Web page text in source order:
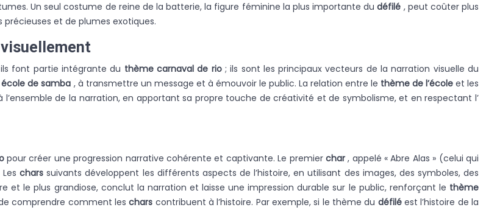
Un seul costume de reine de la batterie, la figure féminine la plus importante dudéfilé , peut coûter plus
et de plumes exotiques.
font partie intégrante du thème carnaval de rio ; ils sont les principaux vecteurs de la narration visuelle du
école de samba , à transmettre un message et à émouvoir le public. La relation entre le thème de l’école et les
l’ensemble de la narration, en apportant sa propre touche de créativité et de symbolisme, et en respectant l’
pour créer une progression narrative cohérente et captivante. Le premier char, appelé « Abre Alas » (celui qui
Lescharssuivants développent les différents aspects de l’histoire, en utilisant des images, des symboles, des
et le plus grandiose, conclut la narration et laisse une impression durable sur le public, renforçant le thème
comprendre comment leschars contribuent à l’histoire. Par exemple, si le thème du défiléest l’histoire de la